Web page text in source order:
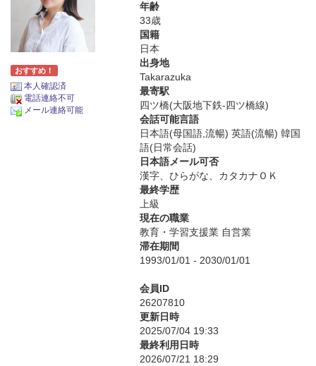
おすすめ！
本人確認済
電話連絡不可
メール連絡可能
年齢
33歳
国籍
日本
出身地
Takarazuka
最寄駅
四ツ橋(大阪地下鉄-四ツ橋線)
会話可能言語
日本語(母国語,流暢) 英語(流暢) 韓国
語(日常会話)
日本語メール可否
漢字、ひらがな、カタカナＯＫ
最終学歴
上級
現在の職業
教育・学習支援業 自営業
滞在期間
1993/01/01 - 2030/01/01
会員ID
26207810
更新日時
2025/07/04 19:33
最終利用日時
2026/07/21 18:29